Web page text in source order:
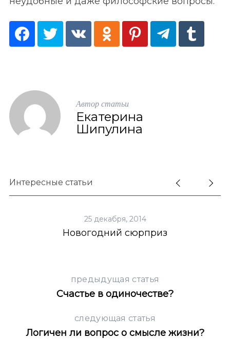
Автор статьи
Екатерина
Шипулина
Интересные статьи
25 декабря, 2014
Новогодний сюрприз
предыдущая статья
Счастье в одиночестве?
следующая статья
Логичен ли вопрос о смысле жизни?